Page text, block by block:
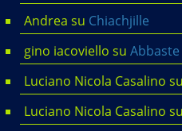
Andrea su Chiachjille
gino iacoviello su Abbaste
Luciano Nicola Casalino su
Luciano Nicola Casalino su